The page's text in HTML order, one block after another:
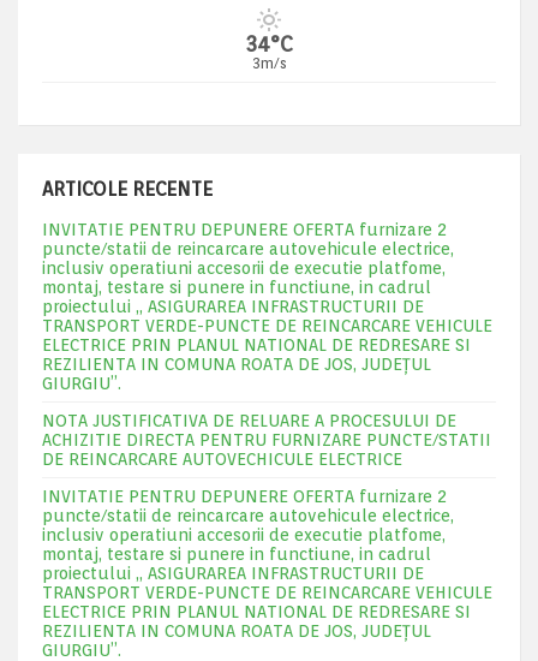
34°C
3m/s
ARTICOLE RECENTE
INVITATIE PENTRU DEPUNERE OFERTA furnizare 2
puncte/statii de reincarcare autovehicule electrice,
inclusiv operatiuni accesorii de executie platfome,
montaj, testare si punere in functiune, in cadrul
proiectului „ ASIGURAREA INFRASTRUCTURII DE
TRANSPORT VERDE-PUNCTE DE REINCARCARE VEHICULE
ELECTRICE PRIN PLANUL NATIONAL DE REDRESARE SI
REZILIENTA IN COMUNA ROATA DE JOS, JUDEŢUL
GIURGIU”.
NOTA JUSTIFICATIVA DE RELUARE A PROCESULUI DE
ACHIZITIE DIRECTA PENTRU FURNIZARE PUNCTE/STATII
DE REINCARCARE AUTOVECHICULE ELECTRICE
INVITATIE PENTRU DEPUNERE OFERTA furnizare 2
puncte/statii de reincarcare autovehicule electrice,
inclusiv operatiuni accesorii de executie platfome,
montaj, testare si punere in functiune, in cadrul
proiectului „ ASIGURAREA INFRASTRUCTURII DE
TRANSPORT VERDE-PUNCTE DE REINCARCARE VEHICULE
ELECTRICE PRIN PLANUL NATIONAL DE REDRESARE SI
REZILIENTA IN COMUNA ROATA DE JOS, JUDEŢUL
GIURGIU”.